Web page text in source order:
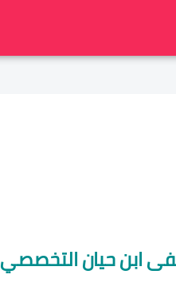
ابن حيان التخصصي